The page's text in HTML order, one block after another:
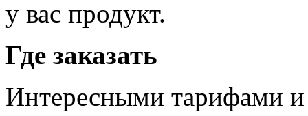
у вас продукт.
Где заказать
Интересными тарифами